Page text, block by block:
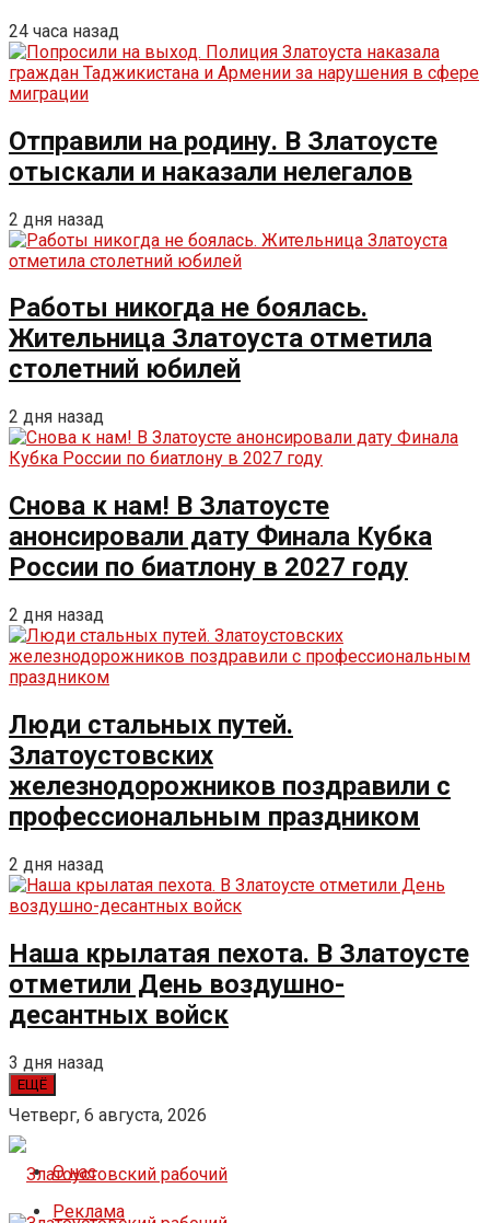
24 часа назад
Отправили на родину. В Златоусте
отыскали и наказали нелегалов
2 дня назад
Работы никогда не боялась.
Жительница Златоуста отметила
столетний юбилей
2 дня назад
Снова к нам! В Златоусте
анонсировали дату Финала Кубка
России по биатлону в 2027 году
2 дня назад
Люди стальных путей.
Златоустовских
железнодорожников поздравили с
профессиональным праздником
2 дня назад
Наша крылатая пехота. В Златоусте
отметили День воздушно-
десантных войск
3 дня назад
ЕЩЁ
Четверг, 6 августа, 2026
О нас
Реклама